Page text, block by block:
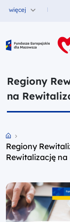
więcej
Fundusze
Regiony
na
Przejdź do
Regiony
Rewitalizację na